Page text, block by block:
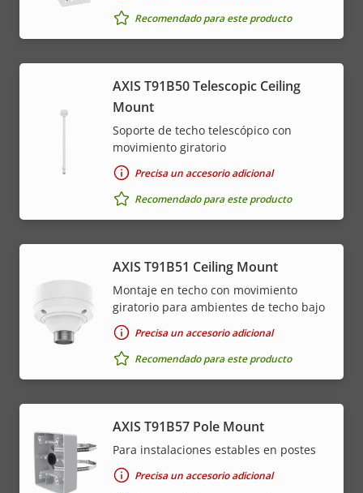
Recomendado para este producto
AXIS T91B50 Telescopic Ceiling
Mount
Soporte de techo telescópico con
movimiento giratorio
Precisa un accesorio adicional
Recomendado para este producto
AXIS T91B51 Ceiling Mount
Montaje en techo con movimiento
giratorio para ambientes de techo bajo
Precisa un accesorio adicional
Recomendado para este producto
AXIS T91B57 Pole Mount
Para instalaciones estables en postes
Precisa un accesorio adicional